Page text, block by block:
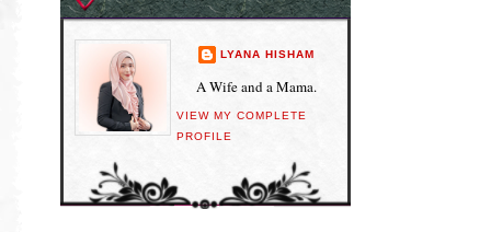
LYANA HISHAM
A Wife and a Mama.
VIEW MY COMPLETE
PROFILE